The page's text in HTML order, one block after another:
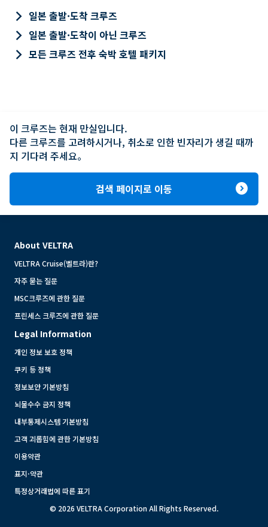
keyboard_arrow_right 일본 출발·도착 크루즈
keyboard_arrow_right 일본 출발·도착이 아닌 크루즈
keyboard_arrow_right 모든 크루즈 전후 숙박 호텔 패키지
이 크루즈는 현재 만실입니다.
다른 크루즈를 고려하시거나, 취소로 인한 빈자리가 생길 때까
지 기다려 주세요。
검색 페이지로 이동 expand_circle_right
About VELTRA
VELTRA Cruise(벨트라)란?
자주 묻는 질문
MSC크루즈에 관한 질문
프린세스 크루즈에 관한 질문
Legal Information
개인 정보 보호 정책
쿠키 등 정책
정보보안 기본방침
뇌물수수 금지 정책
내부통제시스템 기본방침
고객 괴롭힘에 관한 기본방침
이용약관
표지·약관
특정상거래법에 따른 표기
© 2026 VELTRA Corporation All Rights Reserved.